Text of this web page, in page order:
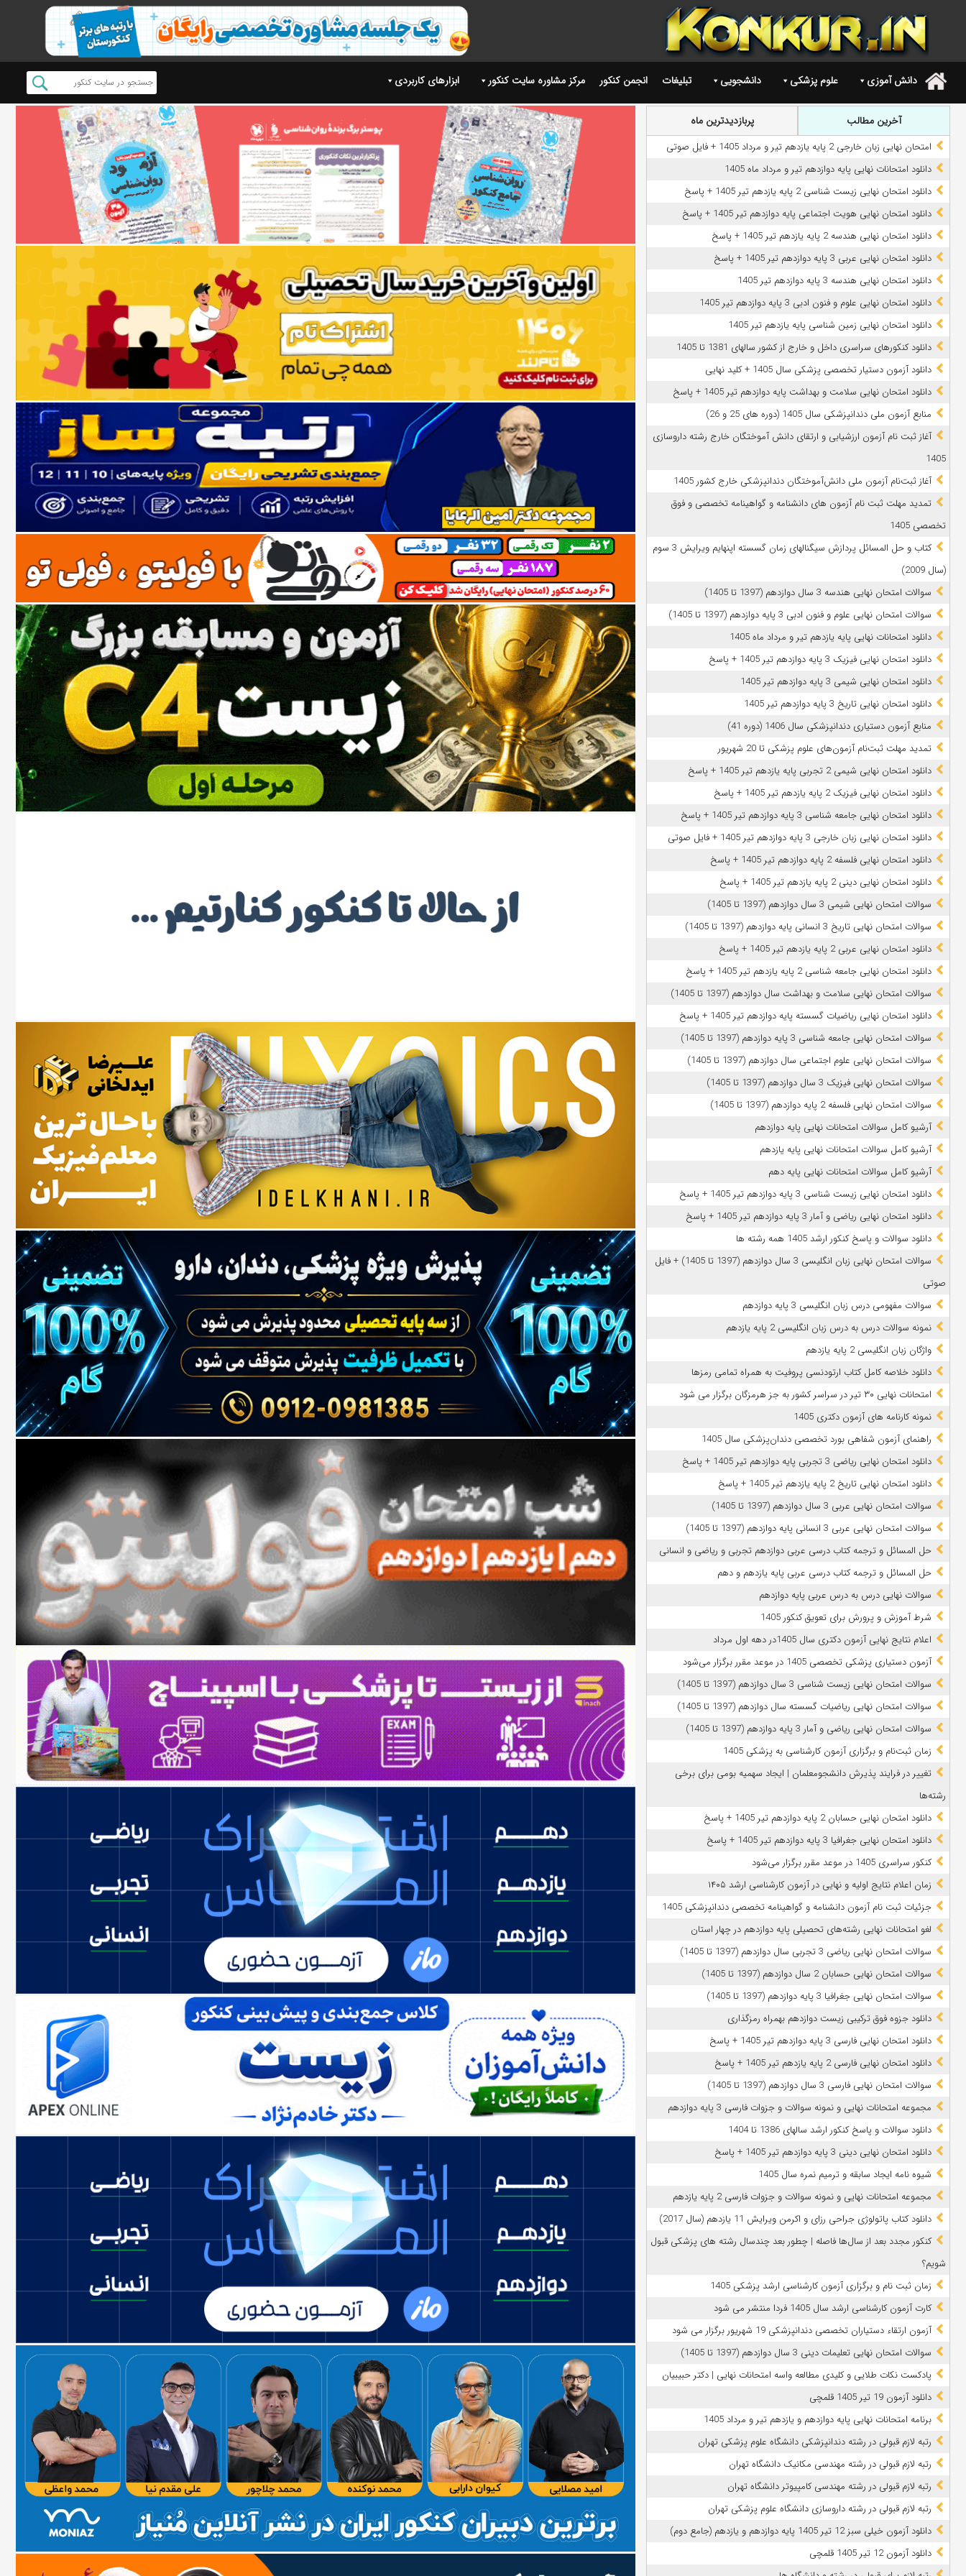
. دانش آموزی علوم پزشکی دانشجویی تبلیغات انجمن کنکور مرکز مشاوره سایت کنکور ابزارهای کاربردی
آخرین مطالب پربازدیدترین ماه
امتحان نهایی زبان خارجی 2 پایه یازدهم تیر و مرداد 1405 + فایل صوتی
دانلود امتحانات نهایی پایه دوازدهم تیر و مرداد ماه 1405
دانلود امتحان نهایی زیست شناسی 2 پایه یازدهم تیر 1405 + پاسخ
دانلود امتحان نهایی هویت اجتماعی پایه دوازدهم تیر 1405 + پاسخ
دانلود امتحان نهایی هندسه 2 پایه یازدهم تیر 1405 + پاسخ
دانلود امتحان نهایی عربی 3 پایه دوازدهم تیر 1405 + پاسخ
دانلود امتحان نهایی هندسه 3 پایه دوازدهم تیر 1405
دانلود امتحان نهایی علوم و فنون ادبی 3 پایه دوازدهم تیر 1405
دانلود امتحان نهایی زمین شناسی پایه یازدهم تیر 1405
دانلود کنکورهای سراسری داخل و خارج از کشور سالهای 1381 تا 1405
دانلود آزمون دستیار تخصصی پزشکی سال 1405 + کلید نهایی
دانلود امتحان نهایی سلامت و بهداشت پایه دوازدهم تیر 1405 + پاسخ
ﻣﻨﺎﺑﻊ آزﻣﻮن ﻣﻠﯽ دندانپزشکی سال 1405 (دوره های 25 و 26)
آغاز ثبت نام آزمون‌ ارزشیابی و ارتقای دانش آموختگان خارج رشته داروسازی
1405
آغاز ثبت‌نام آزمون ملی دانش‌آموختگان دندانپزشکی خارج کشور 1405
تمدید مهلت ثبت نام آزمون های دانشنامه و گواهینامه تخصصی و فوق
تخصصی 1405
کتاب و حل المسائل پردازش سیگنالهای زمان گسسته اپنهایم ویرایش 3 سوم
(سال 2009)
سوالات امتحان نهایی هندسه 3 سال دوازدهم (1397 تا 1405)
سوالات امتحان نهایی علوم و فنون ادبی 3 پایه دوازدهم (1397 تا 1405)
دانلود امتحانات نهایی پایه یازدهم تیر و مرداد ماه 1405
دانلود امتحان نهایی فیزیک 3 پایه دوازدهم تیر 1405 + پاسخ
دانلود امتحان نهایی شیمی 3 پایه دوازدهم تیر 1405
دانلود امتحان نهایی تاریخ 3 پایه دوازدهم تیر 1405
منابع آزمون دستیاری دندانپزشکی سال 1406 (دوره 41)
تمدید مهلت ثبت‌نام آزمون‌های علوم پزشکی تا 20 شهریور
دانلود امتحان نهایی شیمی 2 تجربی پایه یازدهم تیر 1405 + پاسخ
دانلود امتحان نهایی فیزیک 2 پایه یازدهم تیر 1405 + پاسخ
دانلود امتحان نهایی جامعه شناسی 3 پایه دوازدهم تیر 1405 + پاسخ
دانلود امتحان نهایی زبان خارجی 3 پایه دوازدهم تیر 1405 + فایل صوتی
دانلود امتحان نهایی فلسفه 2 پایه دوازدهم تیر 1405 + پاسخ
دانلود امتحان نهایی دینی 2 پایه یازدهم تیر 1405 + پاسخ
سوالات امتحان نهایی شیمی 3 سال دوازدهم (1397 تا 1405)
سوالات امتحان نهایی تاریخ 3 انسانی پایه دوازدهم (1397 تا 1405)
دانلود امتحان نهایی عربی 2 پایه یازدهم تیر 1405 + پاسخ
دانلود امتحان نهایی جامعه شناسی 2 پایه یازدهم تیر 1405 + پاسخ
سوالات امتحان نهایی سلامت و بهداشت سال دوازدهم (1397 تا 1405)
دانلود امتحان نهایی ریاضیات گسسته پایه دوازدهم تیر 1405 + پاسخ
سوالات امتحان نهایی جامعه شناسی 3 پایه دوازدهم (1397 تا 1405)
سوالات امتحان نهایی علوم اجتماعی سال دوازدهم (1397 تا 1405)
سوالات امتحان نهایی فیزیک 3 سال دوازدهم (1397 تا 1405)
سوالات امتحان نهایی فلسفه 2 پایه دوازدهم (1397 تا 1405)
آرشیو کامل سوالات امتحانات نهایی پایه دوازدهم
آرشیو کامل سوالات امتحانات نهایی پایه یازدهم
آرشیو کامل سوالات امتحانات نهایی پایه دهم
دانلود امتحان نهایی زیست شناسی 3 پایه دوازدهم تیر 1405 + پاسخ
دانلود امتحان نهایی ریاضی و آمار 3 پایه دوازدهم تیر 1405 + پاسخ
دانلود سوالات و پاسخ کنکور ارشد 1405 همه رشته ها
سوالات امتحان نهایی زبان انگلیسی 3 سال دوازدهم (1397 تا 1405) + فایل
صوتی
سوالات مفهومی درس زبان انگلیسی 3 پایه دوازدهم
نمونه سوالات درس به درس زبان انگلیسی 2 پایه یازدهم
واژگان زبان انگلیسی 2 پایه یازدهم
دانلود خلاصه کامل کتاب ارتودنسی پروفیت به همراه تمامی رمزها
امتحانات نهایی ۳۰ تیر در سراسر کشور به جز هرمزگان برگزار می شود
نمونه کارنامه های آزمون دکتری 1405
راهنمای آزمون شفاهی بورد تخصصی دندان‌پزشکی سال 1405
دانلود امتحان نهایی ریاضی 3 تجربی پایه دوازدهم تیر 1405 + پاسخ
دانلود امتحان نهایی تاریخ 2 پایه یازدهم تیر 1405 + پاسخ
سوالات امتحان نهایی عربی 3 سال دوازدهم (1397 تا 1405)
سوالات امتحان نهایی عربی 3 انسانی پایه دوازدهم (1397 تا 1405)
حل المسائل و ترجمه کتاب درسی عربی دوازدهم تجربی و ریاضی و انسانی
حل المسائل و ترجمه کتاب درسی عربی پایه یازدهم و دهم
سوالات نهایی درس به درس عربی پایه دوازدهم
شرط آموزش و پرورش برای تعویق کنکور 1405
اعلام نتایج نهایی آزمون دکتری سال 1405در دهه اول مرداد
آزمون دستیاری پزشکی تخصصی 1405 در موعد مقرر برگزار می‌شود
سوالات امتحان نهایی زیست شناسی 3 سال دوازدهم (1397 تا 1405)
سوالات امتحان نهایی ریاضیات گسسته سال دوازدهم (1397 تا 1405)
سوالات امتحان نهایی ریاضی و آمار 3 پایه دوازدهم (1397 تا 1405)
زمان ثبت‌نام و برگزاری آزمون کارشناسی به پزشکی 1405
تغییر در فرایند پذیرش دانشجومعلمان | ایجاد سهمیه بومی برای برخی
رشته‌ها
دانلود امتحان نهایی حسابان 2 پایه دوازدهم تیر 1405 + پاسخ
دانلود امتحان نهایی جغرافیا 3 پایه دوازدهم تیر 1405 + پاسخ
کنکور سراسری 1405 در موعد مقرر برگزار می‌شود
زمان اعلام نتایج اولیه و نهایی در آزمون کارشناسی ارشد ۱۴۰۵
جزئیات ثبت نام آزمون دانشنامه و گواهینامه تخصصی دندانپزشکی 1405
لغو امتحانات نهایی رشته‌های تحصیلی پایه دوازدهم در چهار استان
سوالات امتحان نهایی ریاضی 3 تجربی سال دوازدهم (1397 تا 1405)
سوالات امتحان نهایی حسابان 2 سال دوازدهم (1397 تا 1405)
سوالات امتحان نهایی جغرافیا 3 پایه دوازدهم (1397 تا 1405)
دانلود جزوه فوق ترکیبی زیست دوازدهم بهمراه رمزگذاری
دانلود امتحان نهایی فارسی 3 پایه دوازدهم تیر 1405 + پاسخ
دانلود امتحان نهایی فارسی 2 پایه یازدهم تیر 1405 + پاسخ
سوالات امتحان نهایی فارسی 3 سال دوازدهم (1397 تا 1405)
مجموعه امتحانات نهایی و نمونه سوالات و جزوات فارسی 3 پایه دوازدهم
دانلود سوالات و پاسخ کنکور ارشد سالهای 1386 تا 1404
دانلود امتحان نهایی دینی 3 پایه دوازدهم تیر 1405 + پاسخ
شیوه نامه ایجاد سابقه و ترمیم نمره سال 1405
مجموعه امتحانات نهایی و نمونه سوالات و جزوات فارسی 2 پایه یازدهم
دانلود کتاب پاتولوژی جراحی رزای و اکرمن ویرایش 11 یازدهم (سال 2017)
کنکور مجدد بعد از سال‌ها فاصله | چطور بعد چندسال رشته‌ های پزشکی قبول
شویم؟
زمان ثبت نام و برگزاری آزمون کارشناسی ارشد پزشکی 1405
کارت آزمون کارشناسی ارشد سال 1405 فردا منتشر می شود
آزمون ارتقاء دستیاران تخصصی دندانپزشکی 19 شهریور برگزار می شود
سوالات امتحان نهایی تعلیمات دینی 3 سال دوازدهم (1397 تا 1405)
پادکست نکات طلایی و کلیدی مطالعه واسه امتحانات نهایی | دکتر حبیبیان
دانلود آزمون 19 تیر 1405 قلمچی
برنامه امتحانات نهایی پایه دوازدهم و یازدهم تیر و مرداد 1405
رتبه لازم قبولی در رشته دندانپزشکی دانشگاه علوم پزشکی تهران
رتبه لازم قبولی در رشته مهندسی مکانیک دانشگاه تهران
رتبه لازم قبولی در رشته مهندسی کامپیوتر دانشگاه تهران
رتبه لازم قبولی در رشته داروسازی دانشگاه علوم پزشکی تهران
دانلود آزمون خیلی سبز 12 تیر 1405 پایه دوازدهم و یازدهم (جامع دوم)
دانلود آزمون 12 تیر 1405 قلمچی